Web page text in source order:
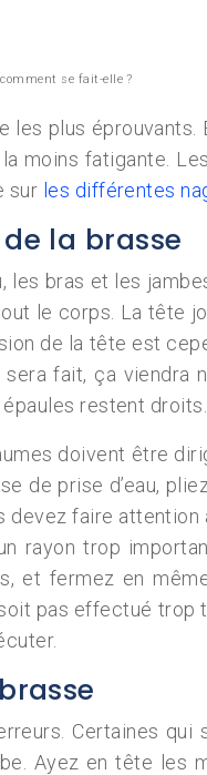
se fait-elle ?
les plus
moins fatigante.
sur les différentes
la brasse
les bras et les
le corps. La tête
de la tête est
fait, ça
restent
doivent être
de prise d’eau,
devez faire
rayon trop
et fermez en
pas effectué trop
Certaines qui
Ayez en tête les